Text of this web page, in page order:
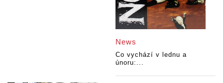
News
Co vychází v lednu a
únoru:...